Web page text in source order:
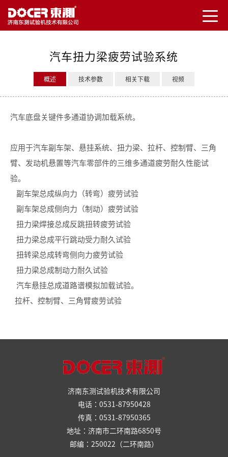
汽车扭力梁疲劳试验系统
概述 技术参数 相关下载 视频
汽车底盘关键件多通道协调加载系统。
应用于汽车副车架、悬挂系统、扭力梁、拉杆、控制臂、三角
臂、发动机悬置等汽车零部件的三维多通道疲劳耐久性能试
验。
副车架总成纵向力（转弯）疲劳试验
副车架总成侧向力（制动）疲劳试验
扭力梁焊接总成反跳扭转疲劳试验
扭力梁总成平行跳动受力耐久试验
扭转梁总成转弯侧向力疲劳试验
扭力梁总成制动力耐久试验
汽车悬挂总成道路谱模拟加载试验。
拉杆、控制臂、三角臂疲劳试验
济南东测试验机技术有限公司
电话：0531-87950428
传真：0531-87950365
地址：济南市二环南路6850号
邮编：250022（二环南路）